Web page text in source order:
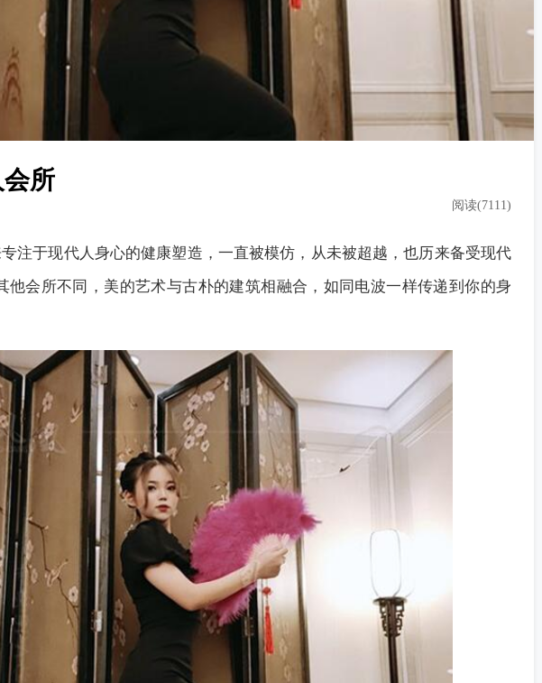
所
阅读(7111)
专注于现代人身心的健康塑造，一直被模仿，从未被超越，也历来备受现代
他会所不同，美的艺术与古朴的建筑相融合，如同电波一样传递到你的身